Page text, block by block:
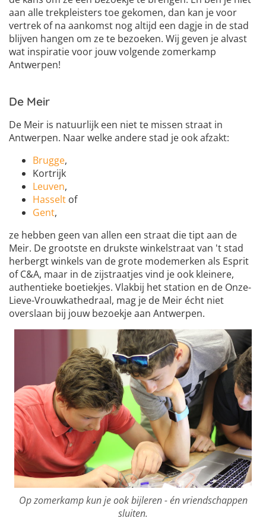
aan alle trekpleisters toe gekomen, dan kan je voor
vertrek of na aankomst nog altijd een dagje in de stad
blijven hangen om ze te bezoeken. Wij geven je alvast
wat inspiratie voor jouw volgende zomerkamp
Antwerpen!
De Meir
De Meir is natuurlijk een niet te missen straat in
Antwerpen. Naar welke andere stad je ook afzakt:
Brugge,
Kortrijk
Leuven,
Hasselt of
Gent,
ze hebben geen van allen een straat die tipt aan de
Meir. De grootste en drukste winkelstraat van 't stad
herbergt winkels van de grote modemerken als Esprit
of C&A, maar in de zijstraatjes vind je ook kleinere,
authentieke boetiekjes. Vlakbij het station en de Onze-
Lieve-Vrouwkathedraal, mag je de Meir écht niet
overslaan bij jouw bezoekje aan Antwerpen.
Op zomerkamp kun je ook bijleren - én vriendschappen
sluiten.